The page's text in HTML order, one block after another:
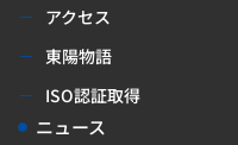
アクセス
東陽物語
ISO認証取得
ニュース